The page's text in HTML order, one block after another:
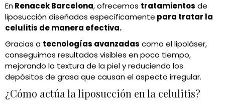
EnRenacek Barcelona, ofrecemos tratamientos de
liposucción diseñados específicamente para tratar la
celulitis de manera efectiva.
Gracias a tecnologías avanzadas como el lipoláser,
conseguimos resultados visibles en poco tiempo,
mejorando la textura de la piel y reduciendo los
depósitos de grasa que causan el aspecto irregular.
¿Cómo actúa la liposucción en la celulitis?